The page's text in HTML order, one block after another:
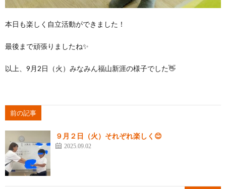
本日も楽しく自立活動ができました！
最後まで頑張りましたね✨
以上、9月2日（火）みなみん福山新涯の様子でした👋
前の記事
９月２日（火）それぞれ楽しく😊
2025.09.02